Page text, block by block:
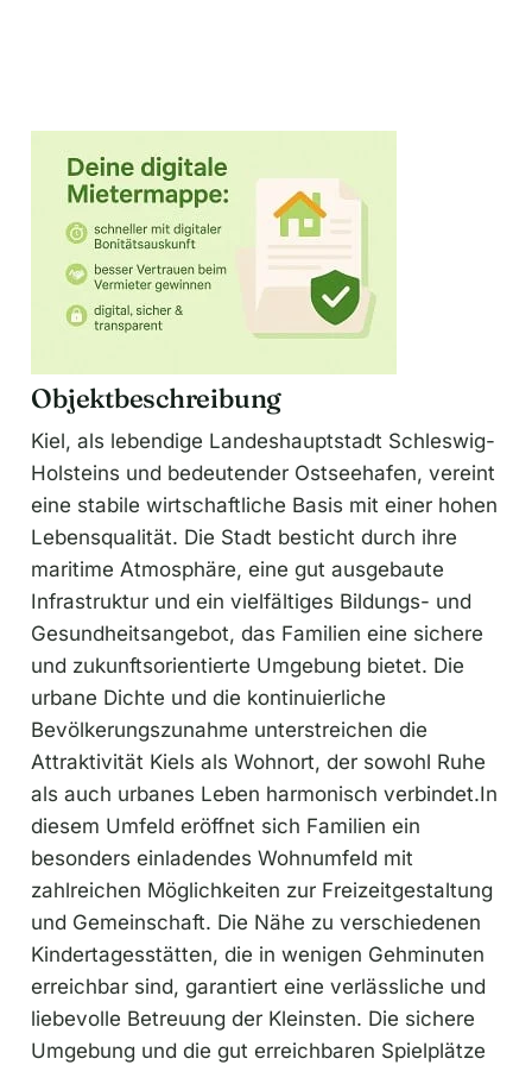
Objektbeschreibung
Kiel, als lebendige Landeshauptstadt Schleswig-
Holsteins und bedeutender Ostseehafen, vereint
eine stabile wirtschaftliche Basis mit einer hohen
Lebensqualität. Die Stadt besticht durch ihre
maritime Atmosphäre, eine gut ausgebaute
Infrastruktur und ein vielfältiges Bildungs- und
Gesundheitsangebot, das Familien eine sichere
und zukunftsorientierte Umgebung bietet. Die
urbane Dichte und die kontinuierliche
Bevölkerungszunahme unterstreichen die
Attraktivität Kiels als Wohnort, der sowohl Ruhe
als auch urbanes Leben harmonisch verbindet.In
diesem Umfeld eröffnet sich Familien ein
besonders einladendes Wohnumfeld mit
zahlreichen Möglichkeiten zur Freizeitgestaltung
und Gemeinschaft. Die Nähe zu verschiedenen
Kindertagesstätten, die in wenigen Gehminuten
erreichbar sind, garantiert eine verlässliche und
liebevolle Betreuung der Kleinsten. Die sichere
Umgebung und die gut erreichbaren Spielplätze